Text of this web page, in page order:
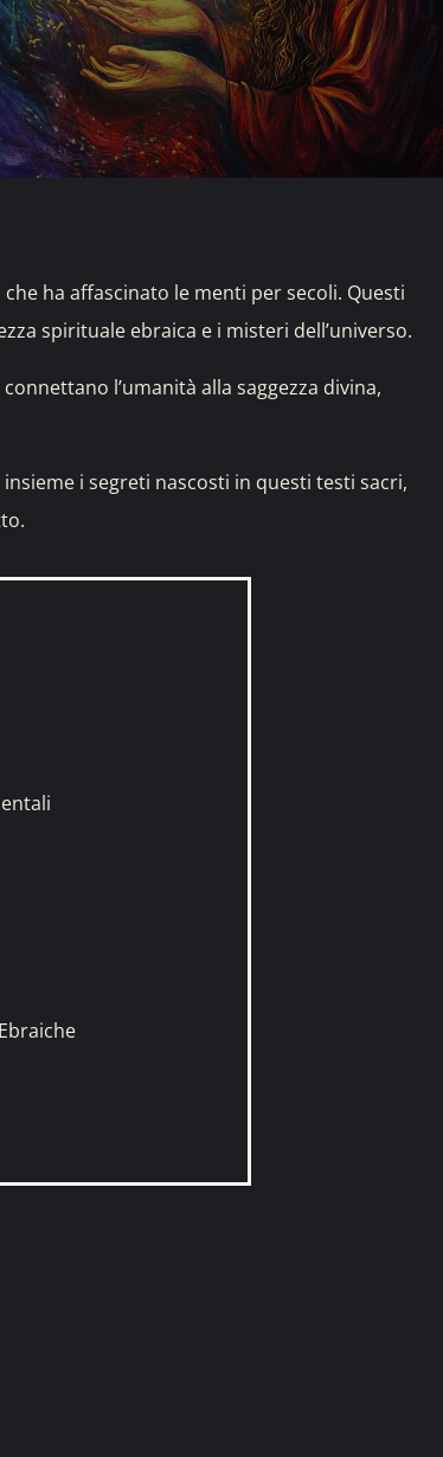
ha affascinato le menti per secoli. Questi
spirituale ebraica e i misteri dell’universo.
l’umanità alla saggezza divina,
i segreti nascosti in questi testi sacri,